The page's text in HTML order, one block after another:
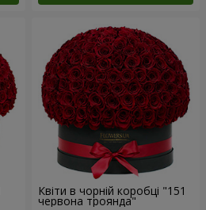
Квіти в чорній коробці "151
червона троянда"